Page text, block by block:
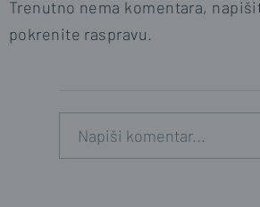
Trenutno nema komentara,
pokrenite raspravu.